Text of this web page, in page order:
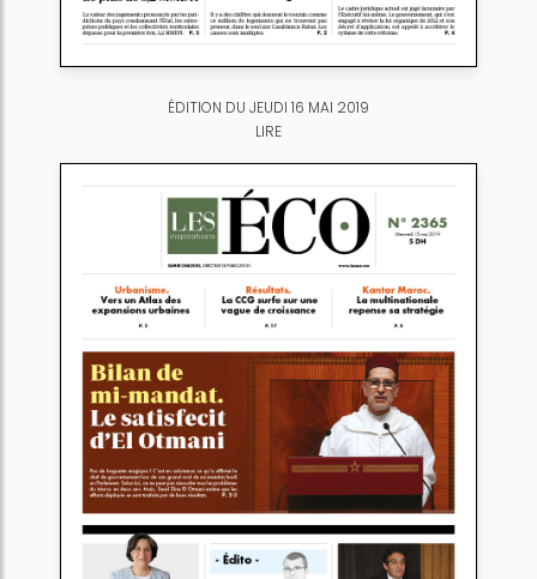
ÉDITION DU JEUDI 16 MAI 2019
LIRE